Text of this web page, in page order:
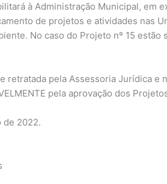
à Administração Municipal, em
de projetos e atividades nas
No caso do Projeto nº 15
retratada pela Assessoria Jurídica e
pela aprovação dos
de 2022.